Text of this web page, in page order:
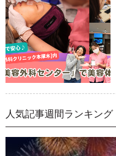
人気記事週間ランキング